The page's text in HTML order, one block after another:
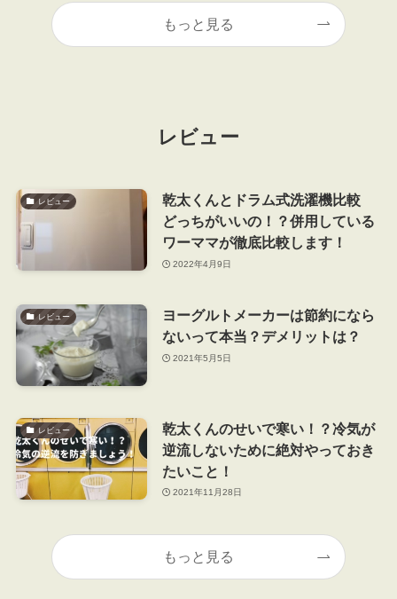
もっと見る
レビュー
レビュー
乾太くんとドラム式洗濯機比較
どっちがいいの！？併用している
ワーママが徹底比較します！
2022年4月9日
レビュー
ヨーグルトメーカーは節約になら
ないって本当？デメリットは？
2021年5月5日
レビュー
乾太くんのせいで寒い！？冷気が
逆流しないために絶対やっておき
たいこと！
2021年11月28日
もっと見る